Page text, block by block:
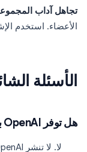
تجاهل آداب
الأعضاء. استخدم
الأسئلة
هل توفر OpenAI بوت ChatGPT رسمي لـ Telegram؟